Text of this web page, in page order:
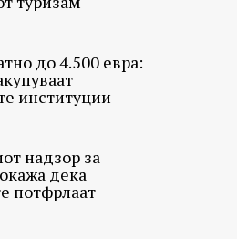
до 4.500 евра:
институции
надзор за
дека
потфрлаат